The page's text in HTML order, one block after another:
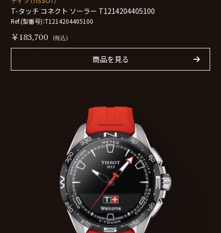
T-タッチ コネクト ソーラー T1214204405100
Ref.(型番号)：T1214204405100
￥183,700 (税込)
商品を見る